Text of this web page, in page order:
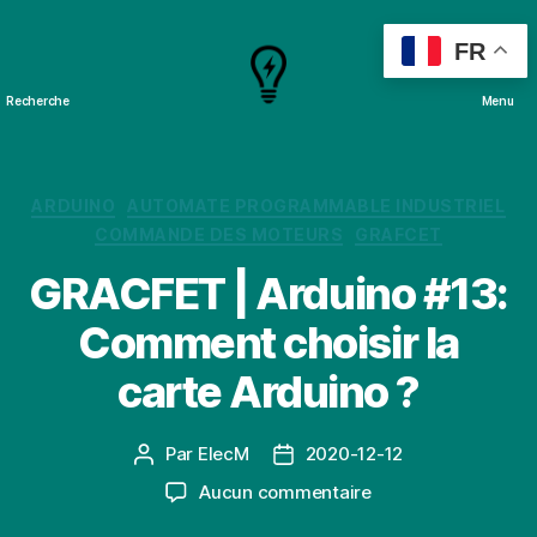
Recherche Menu
GRACFET | Arduino #13:
Comment choisir la
carte Arduino ?
Auteur
l’article
Par ElecM
Date2020-12-12
Aucun commentairesur
FR